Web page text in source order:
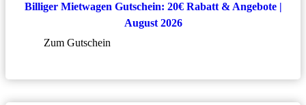
Billiger Mietwagen Gutschein: 20€ Rabatt & Angebote |
August 2026
Zum Gutschein